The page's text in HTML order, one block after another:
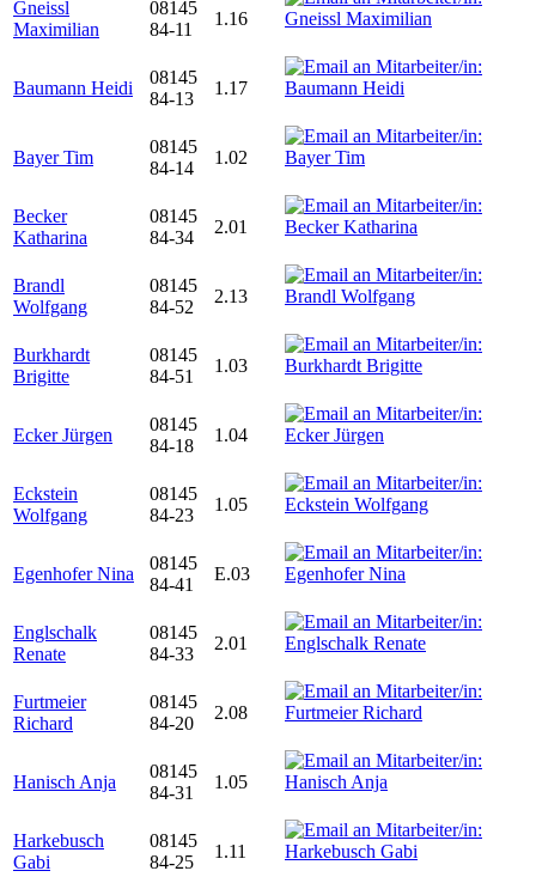
Gneissl
Maximilian
08145
84-11
1.16
Baumann Heidi
08145
84-13
1.17
Bayer Tim
08145
84-14
1.02
Becker
Katharina
08145
84-34
2.01
Brandl
Wolfgang
08145
84-52
2.13
Burkhardt
Brigitte
08145
84-51
1.03
Ecker Jürgen
08145
84-18
1.04
Eckstein
Wolfgang
08145
84-23
1.05
Egenhofer Nina
08145
84-41
E.03
Englschalk
Renate
08145
84-33
2.01
Furtmeier
Richard
08145
84-20
2.08
Hanisch Anja
08145
84-31
1.05
Harkebusch
Gabi
08145
84-25
1.11